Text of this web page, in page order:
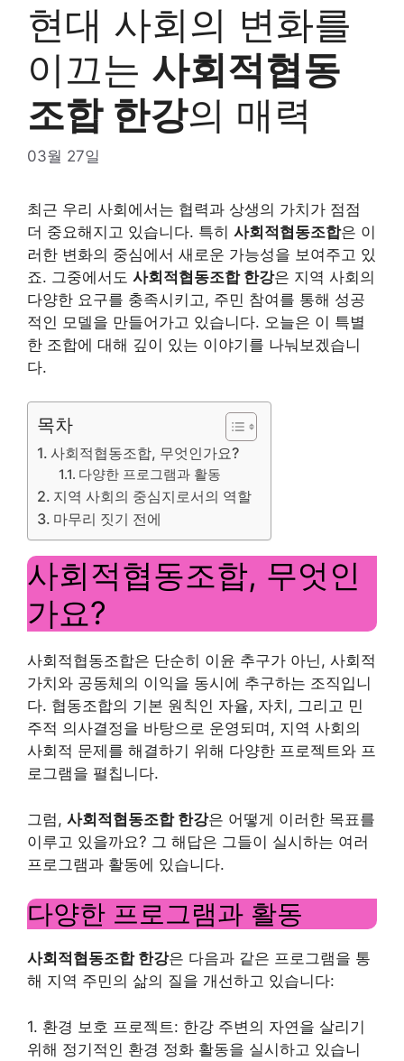
현대 사회의 변화를
이끄는 사회적협동
조합 한강의 매력
03월 27일
최근 우리 사회에서는 협력과 상생의 가치가 점점
더 중요해지고 있습니다. 특히 사회적협동조합은 이
러한 변화의 중심에서 새로운 가능성을 보여주고 있
죠. 그중에서도 사회적협동조합 한강은 지역 사회의
다양한 요구를 충족시키고, 주민 참여를 통해 성공
적인 모델을 만들어가고 있습니다. 오늘은 이 특별
한 조합에 대해 깊이 있는 이야기를 나눠보겠습니
다.
목차
사회적협동조합, 무엇인가요?
다양한 프로그램과 활동
지역 사회의 중심지로서의 역할
마무리 짓기 전에
사회적협동조합, 무엇인
가요?
사회적협동조합은 단순히 이윤 추구가 아닌, 사회적
가치와 공동체의 이익을 동시에 추구하는 조직입니
다. 협동조합의 기본 원칙인 자율, 자치, 그리고 민
주적 의사결정을 바탕으로 운영되며, 지역 사회의
사회적 문제를 해결하기 위해 다양한 프로젝트와 프
로그램을 펼칩니다.
그럼, 사회적협동조합 한강은 어떻게 이러한 목표를
이루고 있을까요? 그 해답은 그들이 실시하는 여러
프로그램과 활동에 있습니다.
다양한 프로그램과 활동
사회적협동조합 한강은 다음과 같은 프로그램을 통
해 지역 주민의 삶의 질을 개선하고 있습니다:
1. 환경 보호 프로젝트: 한강 주변의 자연을 살리기
위해 정기적인 환경 정화 활동을 실시하고 있습니